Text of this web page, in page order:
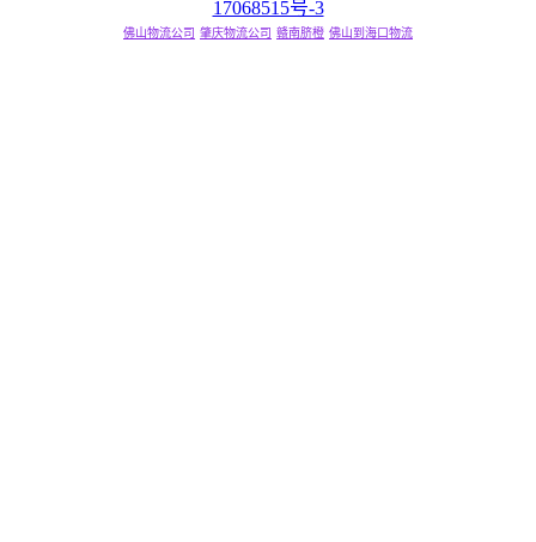
17068515号-3
佛山物流公司 肇庆物流公司 赣南脐橙 佛山到海口物流